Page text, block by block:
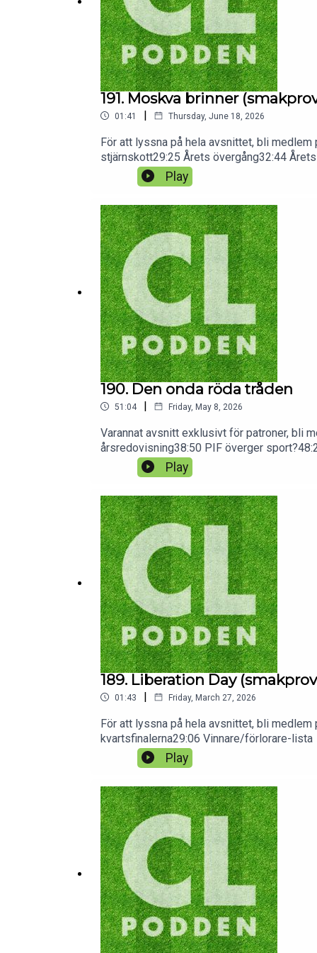
191. Moskva brinner
01:41 | Thursday, June 18, 2026
För att lyssna på hela avsnittet, bli
stjärnskott29:25 Årets övergång32:44
Årets vändningPlay
190. Den onda röda tråden
51:04 | Friday, May 8, 2026
Varannat avsnitt exklusivt för patroner, bli
årsredovisning38:50 PIF överger
blev-till-sand/cG9zdDo5OTMxMg
Play
189. Liberation Day
01:43 | Friday, March 27, 2026
För att lyssna på hela avsnittet, bli
kvartsfinalerna29:06 Vinnare/förlorare-lista
Play